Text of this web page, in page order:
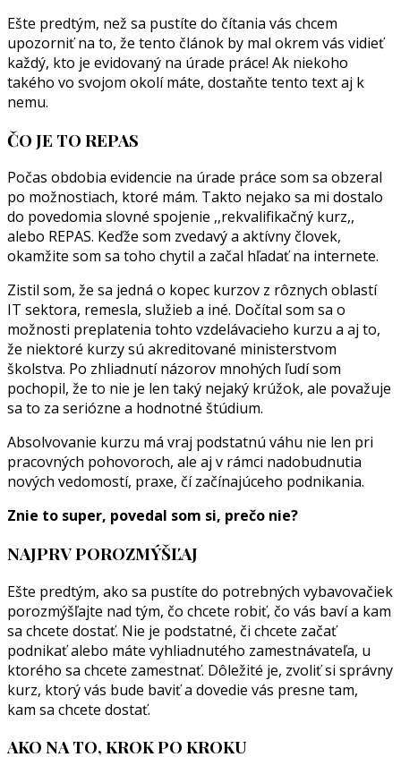
Ešte predtým, než sa pustíte do čítania vás chcem
upozorniť na to, že tento článok by mal okrem vás vidieť
každý, kto je evidovaný na úrade práce! Ak niekoho
takého vo svojom okolí máte, dostaňte tento text aj k
nemu.
ČO JE TO REPAS
Počas obdobia evidencie na úrade práce som sa obzeral
po možnostiach, ktoré mám. Takto nejako sa mi dostalo
do povedomia slovné spojenie ,,rekvalifikačný kurz,,
alebo REPAS. Keďže som zvedavý a aktívny človek,
okamžite som sa toho chytil a začal hľadať na internete.
Zistil som, že sa jedná o kopec kurzov z rôznych oblastí
IT sektora, remesla, služieb a iné. Dočítal som sa o
možnosti preplatenia tohto vzdelávacieho kurzu a aj to,
že niektoré kurzy sú akreditované ministerstvom
školstva. Po zhliadnutí názorov mnohých ľudí som
pochopil, že to nie je len taký nejaký krúžok, ale považuje
sa to za seriózne a hodnotné štúdium.
Absolvovanie kurzu má vraj podstatnú váhu nie len pri
pracovných pohovoroch, ale aj v rámci nadobudnutia
nových vedomostí, praxe, čí začínajúceho podnikania.
Znie to super, povedal som si, prečo nie?
NAJPRV POROZMÝŠĽAJ
Ešte predtým, ako sa pustíte do potrebných vybavovačiek
porozmýšľajte nad tým, čo chcete robiť, čo vás baví a kam
sa chcete dostať. Nie je podstatné, či chcete začať
podnikať alebo máte vyhliadnutého zamestnávateľa, u
ktorého sa chcete zamestnať. Dôležité je, zvoliť si správny
kurz, ktorý vás bude baviť a dovedie vás presne tam,
kam sa chcete dostať.
AKO NA TO, KROK PO KROKU